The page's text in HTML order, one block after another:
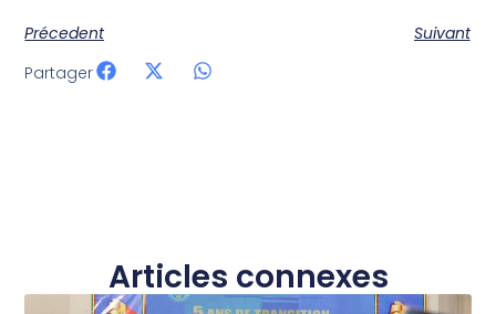
Précedent
Suivant
Partager
Articles connexes